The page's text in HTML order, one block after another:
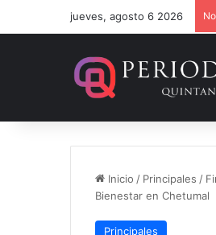
jueves, agosto 6 2026
Inicio / Principales /
Bienestar en Chetumal
Principales